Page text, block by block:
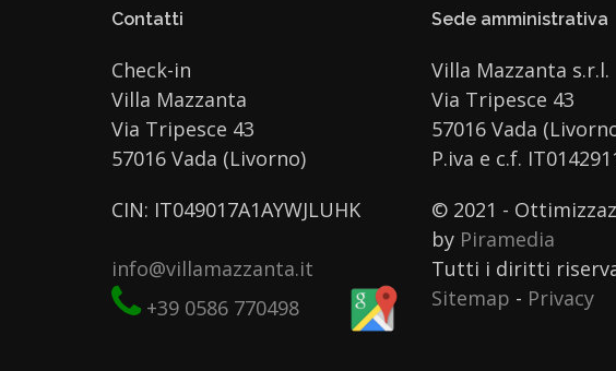
Contatti
Check-in
Villa Mazzanta
Via Tripesce 43
57016 Vada (Livorno)
CIN: IT049017A1AYWJLUHK
info@villamazzanta.it
+39 0586 770498
Sede amministrativa
Villa Mazzanta s.r.l.
Via Tripesce 43
57016 Vada
P.iva e c.f.
© 2021 -
by Piramedia
Tutti i diritti
Sitemap - Privacy